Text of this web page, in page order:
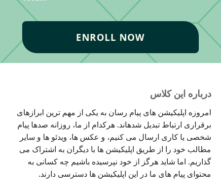
ENROLL NOW
درباره این کلاس
امروزه اپلیکیشن های پیام رسان به یکی از مهم ترین ابرازهای
برقراری ارتباط تبدیل شدهاند. هرکدام از ما، روزانه صدها پیام
شخصی یا کاری ارسال می کنیم، و عکس ها، ویدئو ها و سایر
مطالب خود را از طریق اپلیکیشن ها با دیگران به اشتراک می
گذاریم. اما شاید هرگز از خود نپرسیده باشیم چه کسانی به
محتوای پیام های ما در این اپلیکیشن ها دسترسی دارند.